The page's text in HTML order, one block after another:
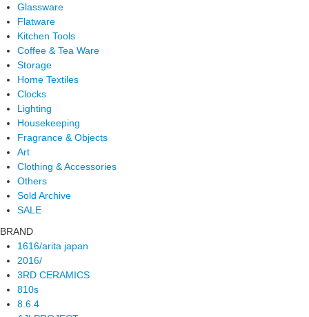
Glassware
Flatware
Kitchen Tools
Coffee & Tea Ware
Storage
Home Textiles
Clocks
Lighting
Housekeeping
Fragrance & Objects
Art
Clothing & Accessories
Others
Sold Archive
SALE
BRAND
1616/arita japan
2016/
3RD CERAMICS
810s
8.6.4